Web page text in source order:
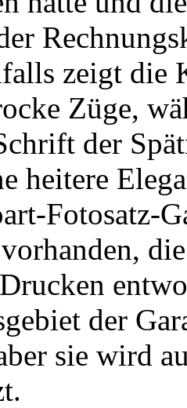
zeigt die
Züge,
der
heitere
Fotosatz-
der
sie wird